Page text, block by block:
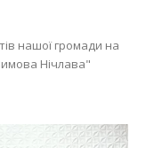
нашої громади на
Нічлава"